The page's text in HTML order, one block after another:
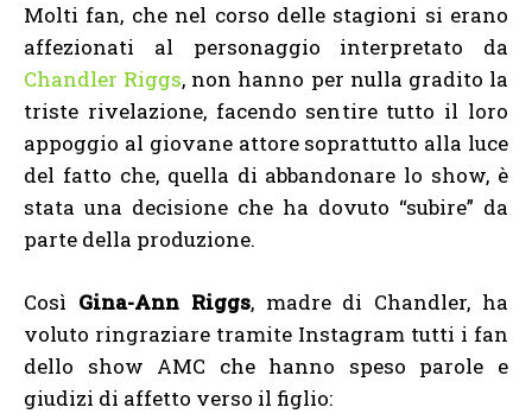
Molti fan, che nel corso delle stagioni si erano
affezionati al personaggio interpretato da
Chandler Riggs, non hanno per nulla gradito la
triste rivelazione, facendo sentire tutto il loro
appoggio al giovane attore soprattutto alla luce
del fatto che, quella di abbandonare lo show, è
stata una decisione che ha dovuto “subire” da
parte della produzione.
Così Gina-Ann Riggs, madre di Chandler, ha
voluto ringraziare tramite Instagram tutti i fan
dello show AMC che hanno speso parole e
giudizi di affetto verso il figlio: